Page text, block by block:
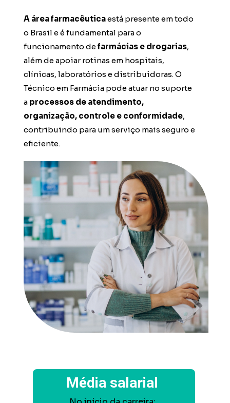
Média salarial
A área farmacêutica está presente em todo
o Brasil e é fundamental para o
funcionamento de farmácias e drogarias,
além de apoiar rotinas em hospitais,
clínicas, laboratórios e distribuidoras. O
Técnico em Farmácia pode atuar no suporte
a processos de atendimento,
organização, controle e conformidade,
contribuindo para um serviço mais seguro e
eficiente.